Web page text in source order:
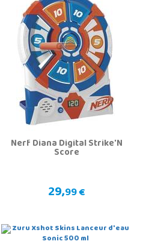
Nerf Diana Digital Strike'N
Score
29,99 €